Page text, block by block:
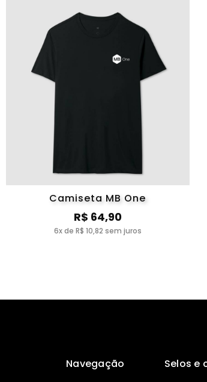
Camiseta MB One
R$ 64,90
6x de R$ 10,82 sem juros
Navegação Selos e